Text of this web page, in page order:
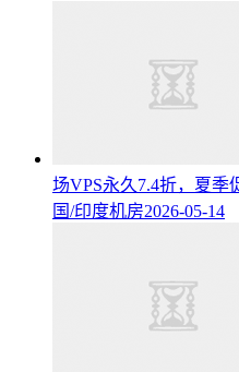
场VPS永久7.4折，夏季
国/印度机房2026-05-14